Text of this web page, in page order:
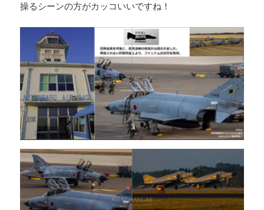
操るシーンの方がカッコいいですね！